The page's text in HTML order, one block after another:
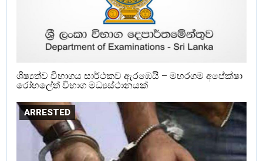
ශිෂ්‍යත්ව විභාගය සාර්ථකව ඇරඹෙයි – මහරගම අපේක්ෂා
රෝහලේත් විභාග මධ්‍යස්ථානයක්
ARRESTED